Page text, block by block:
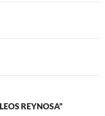
REYNOSA”